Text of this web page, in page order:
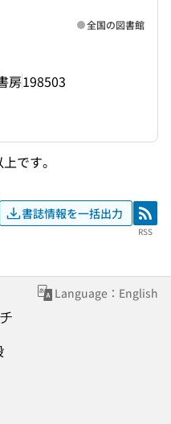
房198503
全国の図書館
です。
書誌情報を一括出力 RSS
RSS
Language：English